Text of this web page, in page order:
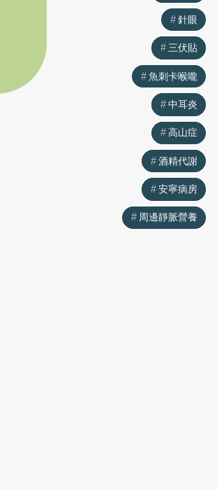
針眼
三伏貼
魚刺卡喉嚨
中耳炎
高山症
酒精代謝
安寧病房
周邊靜脈營養
針眼
三伏貼
魚刺卡喉嚨
中耳炎
高山症
酒精代謝
安寧病房
周邊靜脈營養